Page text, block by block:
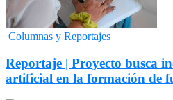
Columnas y Reportajes
Reportaje | Proyecto busca
artificial en la formación de